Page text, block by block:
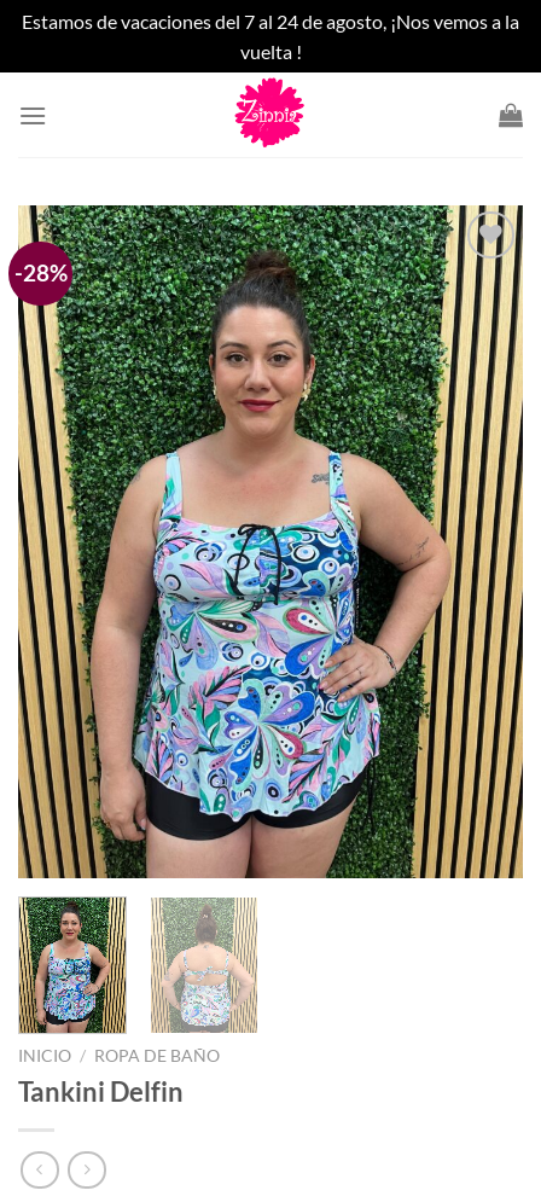
Estamos de vacaciones del 7 al 24 de agosto, ¡Nos vemos a la
vuelta !
-28%
Añadir
a la
lista
de
deseos
INICIO / ROPA DE BAÑO
Tankini Delfin